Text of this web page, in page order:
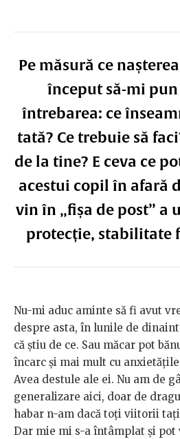
Pe măsură ce
început să-mi
întrebarea: ce
tată? Ce trebuie să
de la tine? E ceva ce
acestui copil în afară
vin în „fișa de post” a
protecție, stabilitate
Nu-mi aduc aminte să fi avut
despre asta, în lunile de
că știu de ce. Sau măcar pot
încarc și mai mult cu
Avea destule ale ei. Nu am de
generalizare aici, doar de
habar n-am dacă toți viitorii
Dar mie mi s-a întâmplat și pot